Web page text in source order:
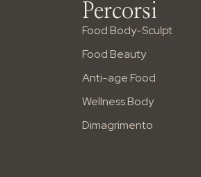
Percorsi
Food Body-Sculpt
Food Beauty
Anti-age Food
Wellness Body
Dimagrimento